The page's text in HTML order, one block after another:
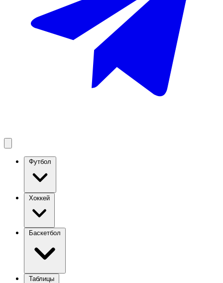
Футбол
Хоккей
Баскетбол
Таблицы